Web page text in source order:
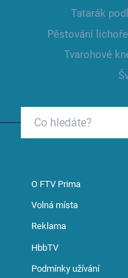
Tatarák
Pěstování
Tvarohové
O FTV Prima
Volná místa
Reklama
HbbTV
Podmínky užívání